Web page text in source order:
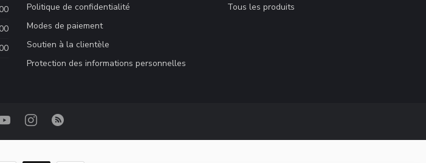
Politique de confidentialité
Modes de paiement
Soutien à la clientèle
Protection des informations personnelles
Tous les produits